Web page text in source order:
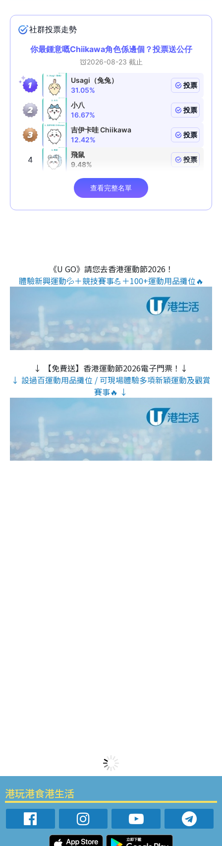
《U GO》請您去香港運動節2026！
體驗新興運動💦＋競技賽事💪＋100+運動用品攤位🔥
↓ 【免費送】香港運動節2026電子門票！↓
↓ 設過百運動用品攤位 / 可現場體驗多項新穎運動及觀賞
賽事🔥 ↓
港玩港食港生活